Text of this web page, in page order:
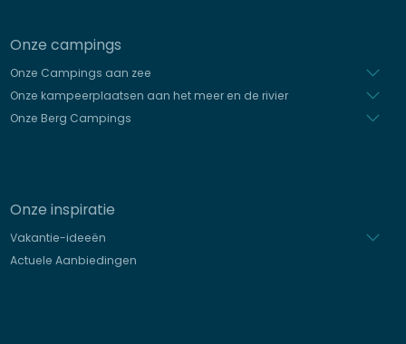
Onze campings
Onze Campings aan zee
Onze kampeerplaatsen aan het meer en de rivier
Onze Berg Campings
Onze inspiratie
Vakantie-ideeën
Actuele Aanbiedingen